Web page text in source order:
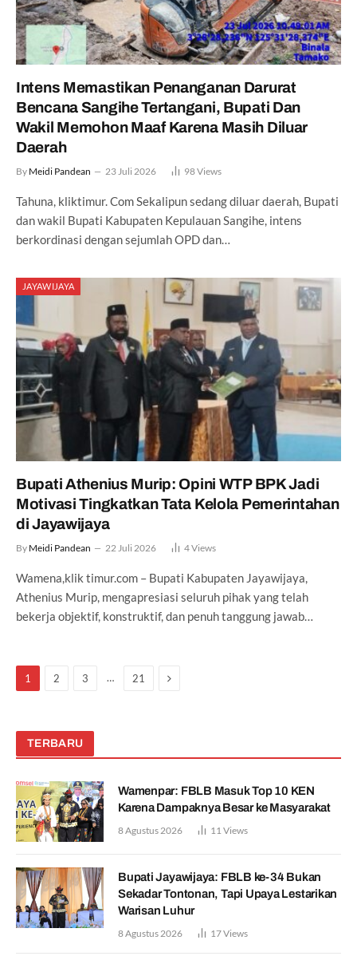
Intens Memastikan Penanganan Darurat
Bencana Sangihe Tertangani, Bupati Dan
Wakil Memohon Maaf Karena Masih Diluar
Daerah
By Meidi Pandean 23 Juli 2026 98Views
Tahuna, kliktimur. Com Sekalipun sedang diluar daerah, Bupati
dan wakil Bupati Kabupaten Kepulauan Sangihe, intens
berkordinasi dengan sejumlah OPD dan…
JAYAWIJAYA
Bupati Athenius Murip: Opini WTP BPK Jadi
Motivasi Tingkatkan Tata Kelola Pemerintahan
di Jayawijaya
By Meidi Pandean 22 Juli 2026 4Views
Wamena,klik timur.com – Bupati Kabupaten Jayawijaya,
Athenius Murip, mengapresiasi seluruh pihak yang telah
bekerja objektif, konstruktif, dan penuh tanggung jawab…
1 2 3 … 21 Next
TERBARU
Wamenpar: FBLB Masuk Top 10 KEN
Karena Dampaknya Besar ke Masyarakat
8 Agustus 2026 11 Views
Bupati Jayawijaya: FBLB ke-34 Bukan
Sekadar Tontonan, Tapi Upaya Lestarikan
Warisan Luhur
8 Agustus 2026 17Views